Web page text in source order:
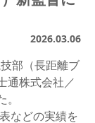
2026.03.06
部（長距離ブ
通株式会社／
などの実績を